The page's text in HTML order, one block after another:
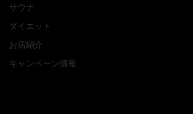
サウナ
ダイエット
お店紹介
キャンペーン情報